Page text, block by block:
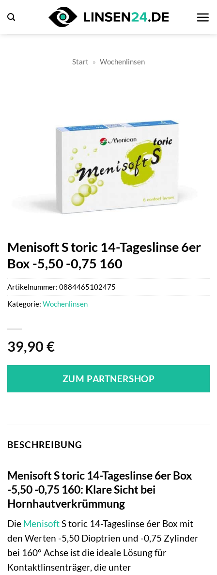
Inhalt
springen
Start » Wochenlinsen
Menisoft S toric 14-Tageslinse 6er
Box -5,50 -0,75 160
39,90 €
ZUM PARTNERSHOP
Artikelnummer: 0884465102475
Kategorie: Wochenlinsen
BESCHREIBUNG
Menisoft S toric 14-Tageslinse 6er Box
-5,50 -0,75 160: Klare Sicht bei
Hornhautverkrümmung
Die Menisoft S toric 14-Tageslinse 6er Box mit
den Werten -5,50 Dioptrien und -0,75 Zylinder
bei 160° Achse ist die ideale Lösung für
Kontaktlinsenträger, die unter